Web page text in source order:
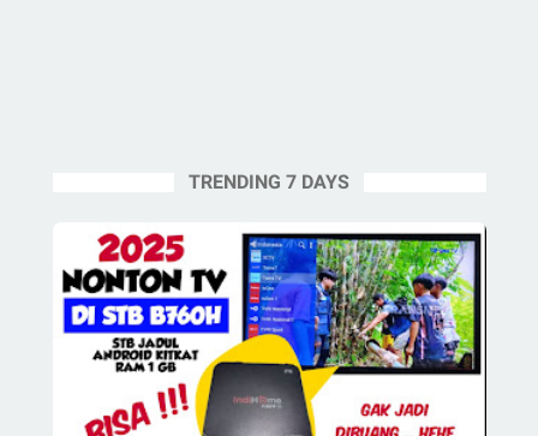
TRENDING 7 DAYS